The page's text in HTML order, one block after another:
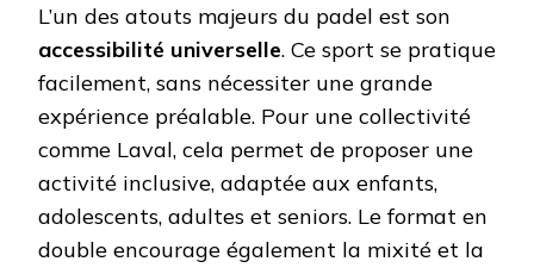
L’un des atouts majeurs du padel est son
accessibilité universelle. Ce sport se pratique
facilement, sans nécessiter une grande
expérience préalable. Pour une collectivité
comme Laval, cela permet de proposer une
activité inclusive, adaptée aux enfants,
adolescents, adultes et seniors. Le format en
double encourage également la mixité et la